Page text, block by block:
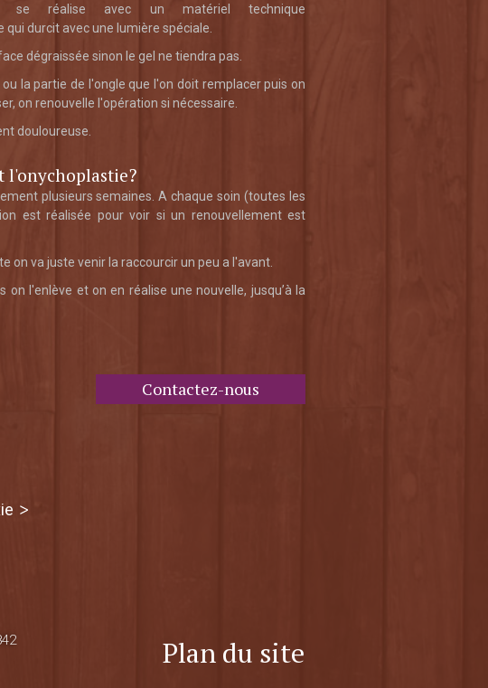
se réalise avec un matériel technique
durcit avec une lumière spéciale.
dégraissée sinon le gel ne tiendra pas.
la partie de l'ongle que l'on doit remplacer puis on
on renouvelle l'opération si nécessaire.
douloureuse.
l'onychoplastie?
plusieurs semaines. A chaque soin (toutes les
est réalisée pour voir si un renouvellement est
on va juste venir la raccourcir un peu a l'avant.
l'enlève et on en réalise une nouvelle, jusqu’à la
Contactez-nous
Plan du site